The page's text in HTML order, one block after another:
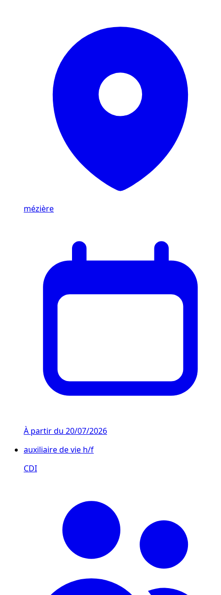
mézière
À partir du 20/07/2026
auxiliaire de vie h/f
CDI